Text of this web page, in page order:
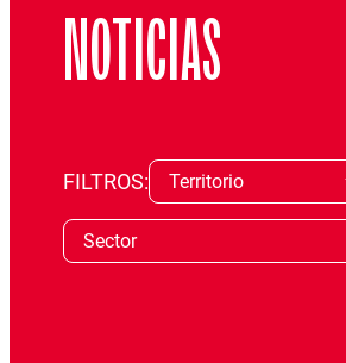
NOTICIAS
FILTROS: